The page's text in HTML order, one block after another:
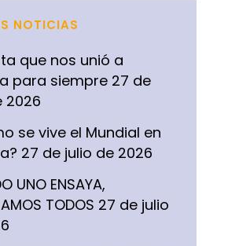
NOTICIAS
que nos unió a
para siempre 27 de
2026
se vive el Mundial en
27 de julio de 2026
UNO ENSAYA,
TODOS 27 de julio